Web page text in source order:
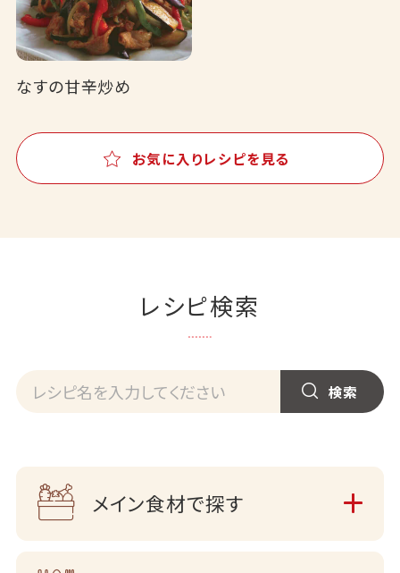
なすの甘辛炒め
お気に入りレシピを見る
レシピ検索
メイン食材で探す